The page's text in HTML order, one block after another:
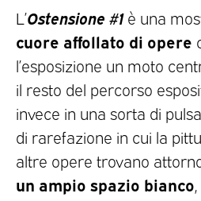
L’Ostensione #1è una
cuore affollato di opere
l’esposizione un moto
il resto del percorso
invece in una sorta di
di rarefazione in cui la
altre opere trovano
un ampio spazio bianco